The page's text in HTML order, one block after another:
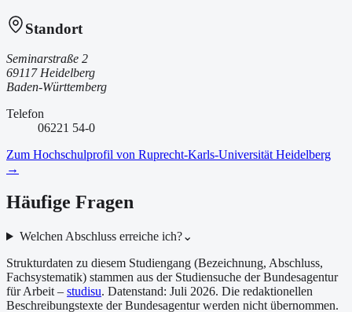
Standort
Seminarstraße 2
69117 Heidelberg
Baden-Württemberg
Telefon
06221 54-0
Zum Hochschulprofil von Ruprecht-Karls-Universität Heidelberg
→
Häufige Fragen
Welchen Abschluss erreiche ich?⌄
Strukturdaten zu diesem Studiengang (Bezeichnung, Abschluss,
Fachsystematik) stammen aus der Studiensuche der Bundesagentur
für Arbeit – studisu. Datenstand: Juli 2026. Die redaktionellen
Beschreibungstexte der Bundesagentur werden nicht übernommen.